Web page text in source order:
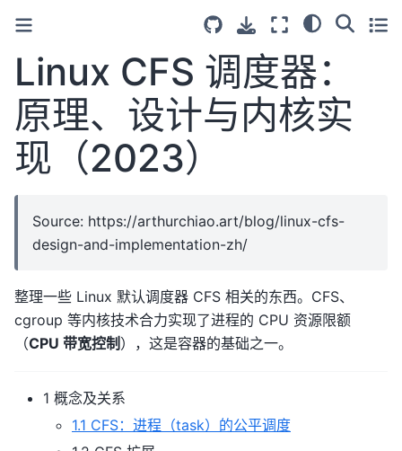
Linux CFS 调度器：
原理、设计与内核实
现（2023）
Source: https://arthurchiao.art/blog/linux-cfs-
design-and-implementation-zh/
整理一些 Linux 默认调度器 CFS 相关的东西。CFS、
cgroup 等内核技术合力实现了进程的 CPU 资源限额
（CPU 带宽控制 ），这是容器的基础之一。
1 概念及关系
1.1 CFS：进程（task）的公平调度